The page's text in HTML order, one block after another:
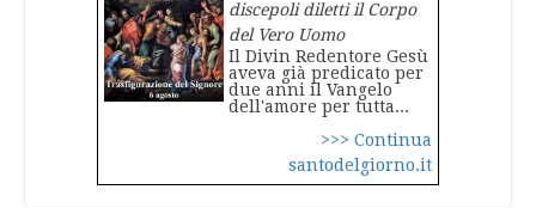
discepoli diletti il Corpo
del Vero Uomo
Il Divin Redentore Gesù
aveva già predicato per
due anni il Vangelo
dell'amore per tutta...
>>> Continua
santodelgiorno.it